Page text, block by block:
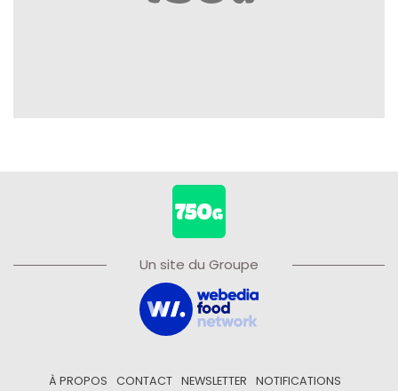
Un site du Groupe
À PROPOS CONTACT NEWSLETTER NOTIFICATIONS